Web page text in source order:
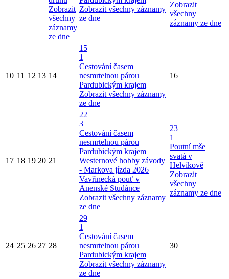
Zobrazit
všechny
záznamy
ze dne
Zobrazit všechny záznamy
ze dne
Zobrazit
všechny
záznamy ze dne
10 11 12 13 14
15
1
Cestování časem
nesmrtelnou párou
Pardubickým krajem
Zobrazit všechny záznamy
ze dne
16
17 18 19 20 21
22
3
Cestování časem
nesmrtelnou párou
Pardubickým krajem
Westernové hobby závody
- Markova jízda 2026
Vavřinecká pouť v
Anenské Studánce
Zobrazit všechny záznamy
ze dne
23
1
Poutní mše
svatá v
Helvíkově
Zobrazit
všechny
záznamy ze dne
24 25 26 27 28
29
1
Cestování časem
nesmrtelnou párou
Pardubickým krajem
Zobrazit všechny záznamy
ze dne
30